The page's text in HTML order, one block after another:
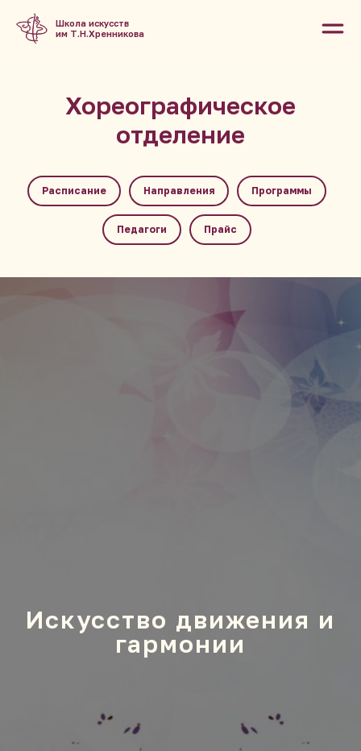
Школа искусств
им Т.Н.Хренникова
Хореографическое
отделение
Расписание Направления Программы
Педагоги Прайс
Искусство движения и
гармонии